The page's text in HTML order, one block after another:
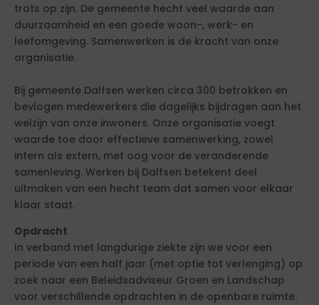
trots op zijn. De gemeente hecht veel waarde aan
duurzaamheid en een goede woon-, werk- en
leefomgeving. Samenwerken is de kracht van onze
organisatie.
Bij gemeente Dalfsen werken circa 300 betrokken en
bevlogen medewerkers die dagelijks bijdragen aan het
welzijn van onze inwoners. Onze organisatie voegt
waarde toe door effectieve samenwerking, zowel
intern als extern, met oog voor de veranderende
samenleving. Werken bij Dalfsen betekent deel
uitmaken van een hecht team dat samen voor elkaar
klaar staat.
Opdracht
In verband met langdurige ziekte zijn we voor een
periode van een half jaar (met optie tot verlenging) op
zoek naar een Beleidsadviseur Groen en Landschap
voor verschillende opdrachten in de openbare ruimte.